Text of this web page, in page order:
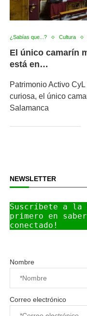
¿Sabías que...? Cultura
El único camarín
está en…
Patrimonio Activo
curiosa, el único
Salamanca
NEWSLETTER
Suscríbete a la
primero en
conectado!
Nombre
Correo electrónico